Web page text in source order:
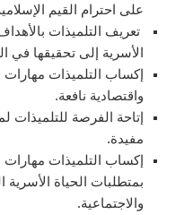
على احترام القيم
تعريف التلميذات
الأسرية إلى تحقيقها في
إكساب التلميذات مهارات
واقتصادية نافعة.
إتاحة الفرصة للتلميذات
مفيدة.
إكساب التلميذات
بمتطلبات الحياة الأسرية
والاجتماعية.